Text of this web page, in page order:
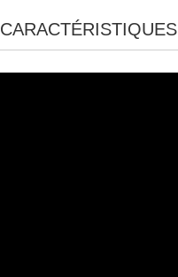
CARACTÉRISTIQUES